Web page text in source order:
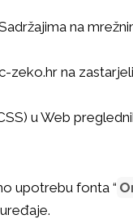
na
na
u Web
upotrebu fonta “
uređaje.